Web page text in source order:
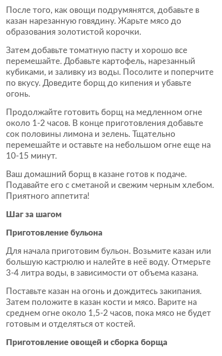
После того, как овощи подрумянятся, добавьте в
казан нарезанную говядину. Жарьте мясо до
образования золотистой корочки.
Затем добавьте томатную пасту и хорошо все
перемешайте. Добавьте картофель, нарезанный
кубиками, и заливку из воды. Посолите и поперчите
по вкусу. Доведите борщ до кипения и убавьте
огонь.
Продолжайте готовить борщ на медленном огне
около 1-2 часов. В конце приготовления добавьте
сок половины лимона и зелень. Тщательно
перемешайте и оставьте на небольшом огне еще на
10-15 минут.
Ваш домашний борщ в казане готов к подаче.
Подавайте его с сметаной и свежим черным хлебом.
Приятного аппетита!
Шаг за шагом
Приготовление бульона
Для начала приготовим бульон. Возьмите казан или
большую кастрюлю и налейте в неё воду. Отмерьте
3-4 литра воды, в зависимости от объема казана.
Поставьте казан на огонь и дождитесь закипания.
Затем положите в казан кости и мясо. Варите на
среднем огне около 1,5-2 часов, пока мясо не будет
готовым и отделяться от костей.
Приготовление овощей и сборка борща